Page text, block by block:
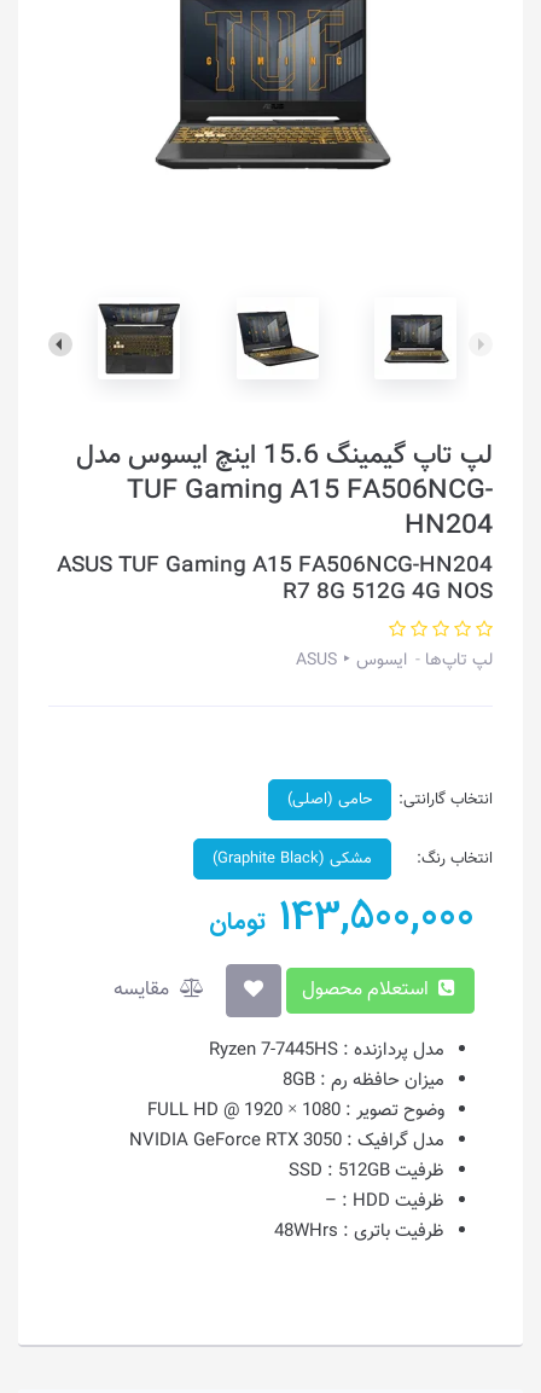
لپ تاپ گیمینگ 15.6 اینچ ایسوس مدل
TUF Gaming A15 FA506NCG-
HN204
ASUS TUF Gaming A15 FA506NCG-HN204
R7 8G 512G 4G NOS
لپ تاپ‌ها ایسوس ‣ ASUS
انتخاب گارانتی: حامی (اصلی)
انتخاب رنگ: مشکی (Graphite Black)
143,500,000 تومان
مقایسه
مدل پردازنده : Ryzen 7-7445HS
میزان حافظه رم : 8GB
وضوح تصویر : 1080 × 1920 @ FULL HD
مدل گرافیک : NVIDIA GeForce RTX 3050
ظرفیت SSD :512GB
ظرفیت HDD :
–
ظرفیت باتری : 48WHrs